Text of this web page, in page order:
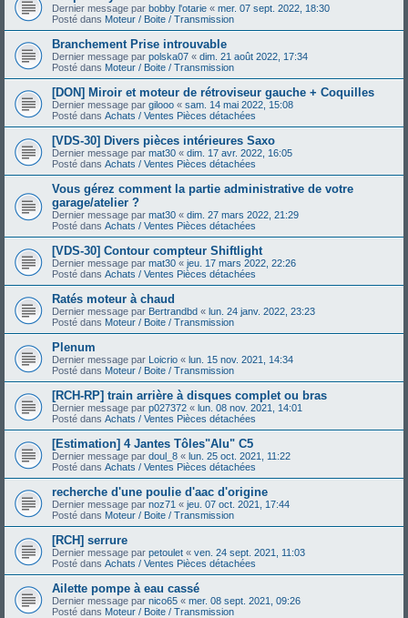
Dernier message par bobby l'otarie « mer. 07 sept. 2022, 18:30
Posté dans Moteur / Boite / Transmission
Branchement Prise introuvable
Dernier message par polska07 « dim. 21 août 2022, 17:34
Posté dans Moteur / Boite / Transmission
[DON] Miroir et moteur de rétroviseur gauche + Coquilles
Dernier message par gilooo « sam. 14 mai 2022, 15:08
Posté dans Achats / Ventes Pièces détachées
[VDS-30] Divers pièces intérieures Saxo
Dernier message par mat30 « dim. 17 avr. 2022, 16:05
Posté dans Achats / Ventes Pièces détachées
Vous gérez comment la partie administrative de votre
garage/atelier ?
Dernier message par mat30 « dim. 27 mars 2022, 21:29
Posté dans Achats / Ventes Pièces détachées
[VDS-30] Contour compteur Shiftlight
Dernier message par mat30 « jeu. 17 mars 2022, 22:26
Posté dans Achats / Ventes Pièces détachées
Ratés moteur à chaud
Dernier message par Bertrandbd « lun. 24 janv. 2022, 23:23
Posté dans Moteur / Boite / Transmission
Plenum
Dernier message par Loicrio « lun. 15 nov. 2021, 14:34
Posté dans Moteur / Boite / Transmission
[RCH-RP] train arrière à disques complet ou bras
Dernier message par p027372 « lun. 08 nov. 2021, 14:01
Posté dans Achats / Ventes Pièces détachées
[Estimation] 4 Jantes Tôles"Alu" C5
Dernier message par doul_8 « lun. 25 oct. 2021, 11:22
Posté dans Achats / Ventes Pièces détachées
recherche d'une poulie d'aac d'origine
Dernier message par noz71 « jeu. 07 oct. 2021, 17:44
Posté dans Moteur / Boite / Transmission
[RCH] serrure
Dernier message par petoulet « ven. 24 sept. 2021, 11:03
Posté dans Achats / Ventes Pièces détachées
Ailette pompe à eau cassé
Dernier message par nico65 « mer. 08 sept. 2021, 09:26
Posté dans Moteur / Boite / Transmission